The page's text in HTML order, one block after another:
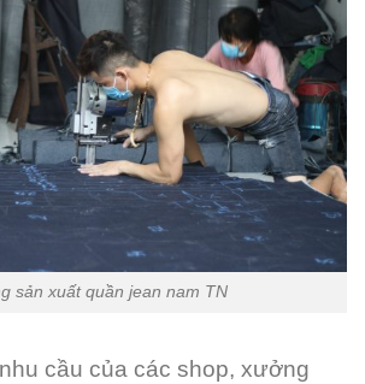
sản xuất quần jean nam TN
cầu của các shop, xưởng